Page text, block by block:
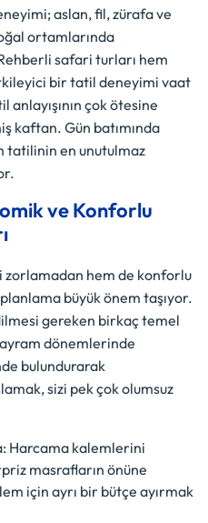
aslan, fil, zürafa ve
ortamlarında
safari turları hem
bir tatil deneyimi vaat
çok ötesine
kaftan. Gün batımında
tatilinin en unutulmaz
ve Konforlu
hem de konforlu
büyük önem taşıyor.
gereken birkaç temel
dönemlerinde
bulundurarak
sizi pek çok olumsuz
Harcama kalemlerini
masrafların önüne
için ayrı bir bütçe ayırmak